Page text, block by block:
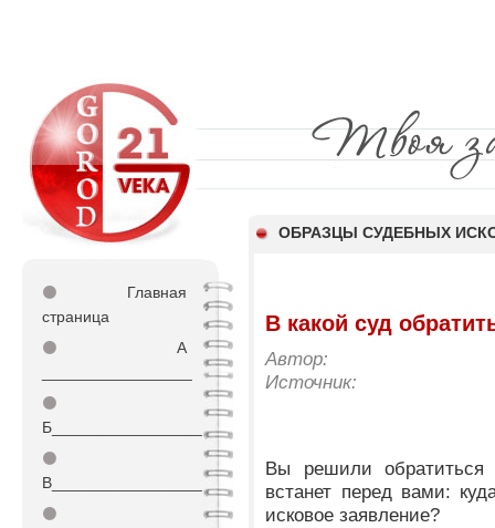
ОБРАЗЦЫ СУДЕБНЫХ
⚫
Главная
страница
⚫
А
⚫
Б_________________
⚫
В_________________
⚫
В какой суд
Автор:
Источник:
Вы решили
встанет перед вами:
исковое заявление?